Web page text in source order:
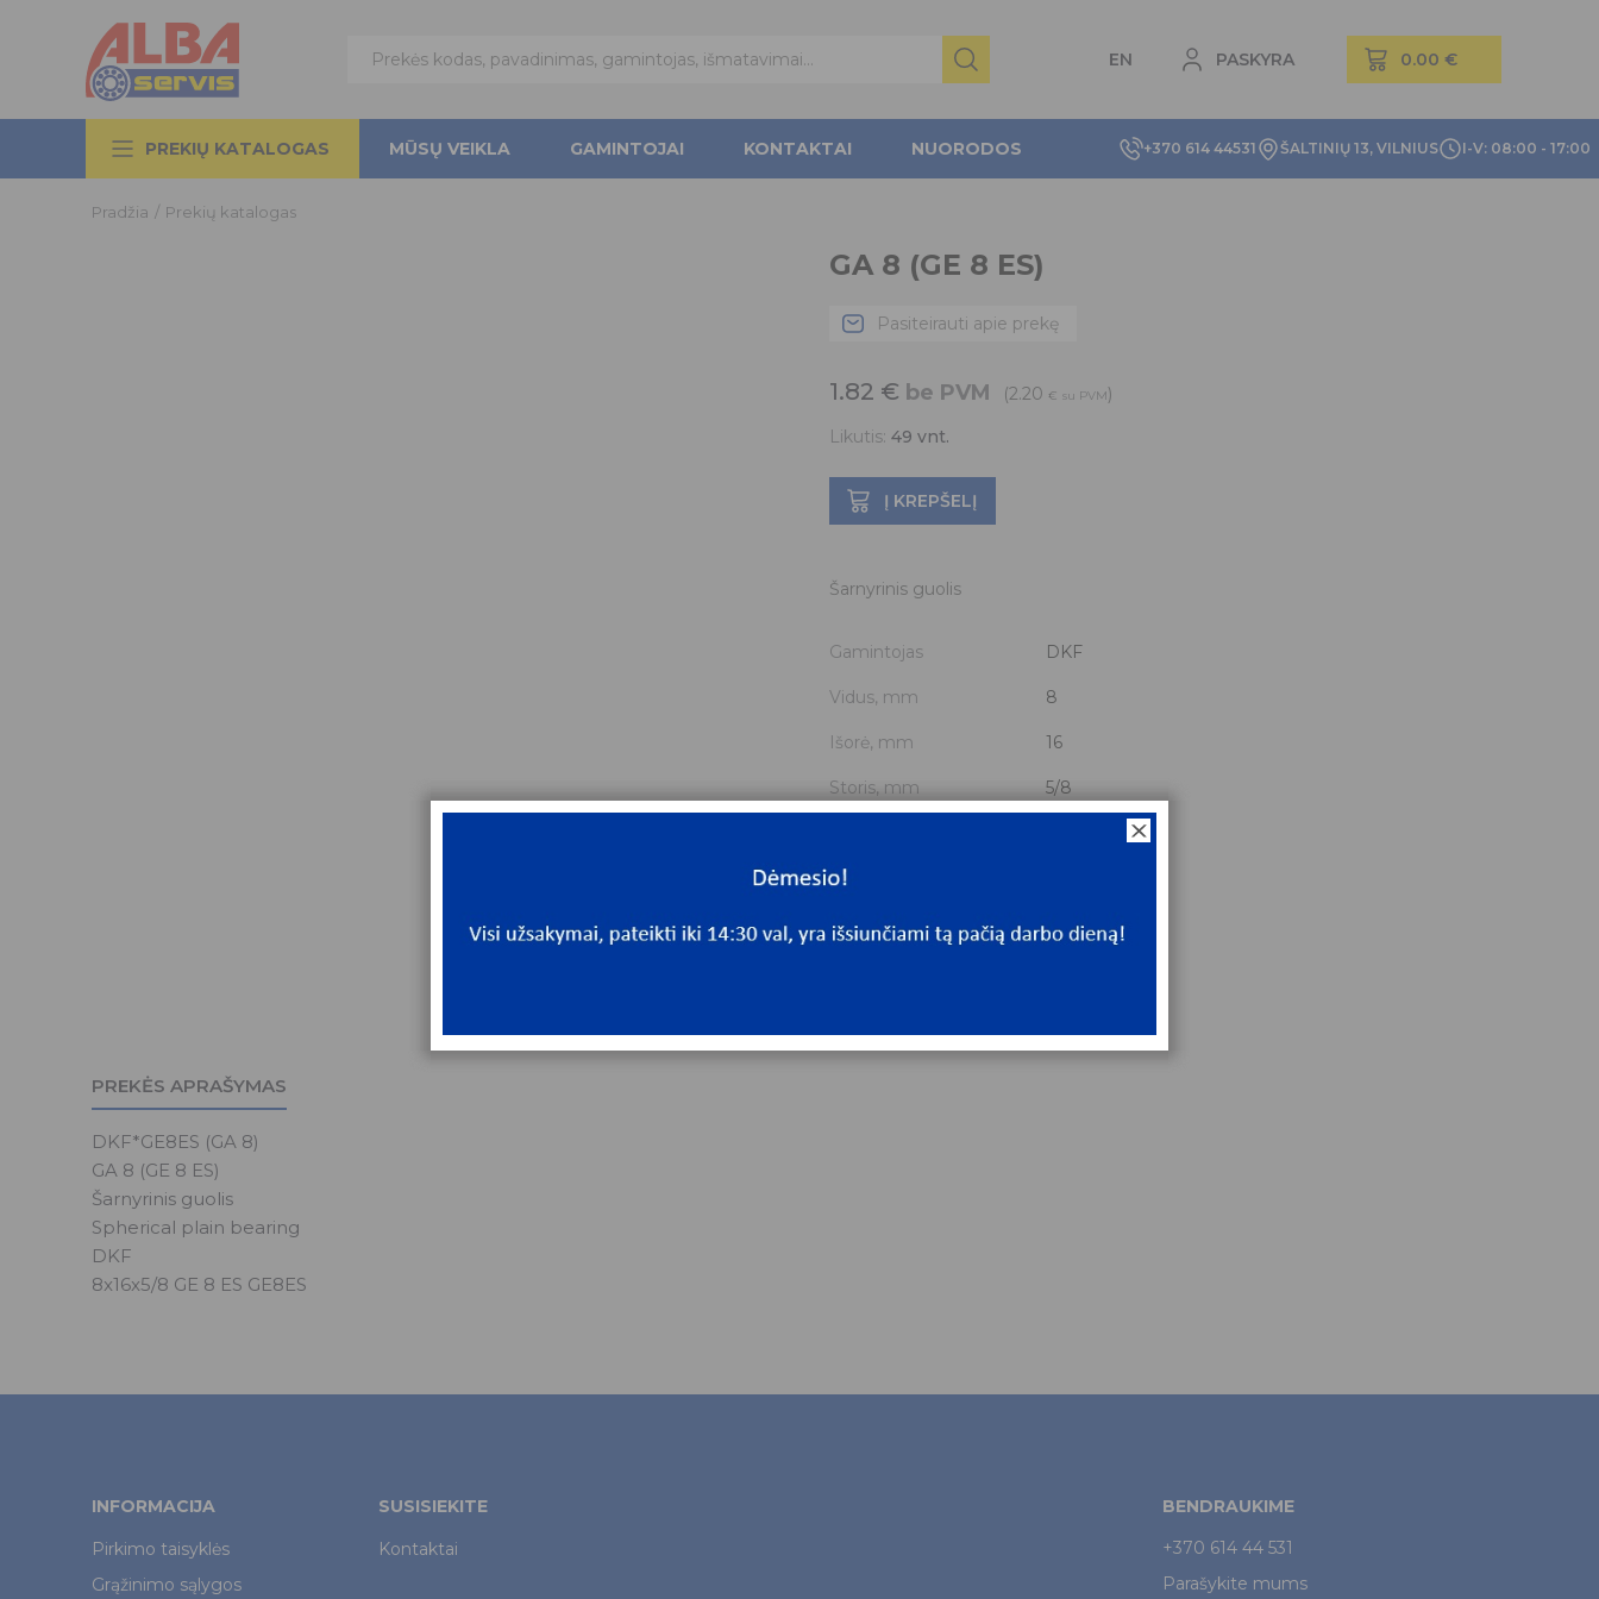
EN PASKYRA
+370 614 44531 ŠALTINIŲ 13, VILNIUS I-V: 08:00 - 17:00
PREKIŲ KATALOGAS MŪSŲ VEIKLA GAMINTOJAI KONTAKTAI NUORODOS
Pradžia / Prekių katalogas
GA 8 (GE 8 ES)
Pasiteirauti apie prekę
1.82 € be PVM (2.20 € su PVM)
Likutis: 49 vnt.
Į KREPŠELĮ
Šarnyrinis guolis
Gamintojas DKF
Vidus, mm 8
Išorė, mm 16
Storis, mm 5/8
Mato vnt.
Yra sandėlyje Taip
PREKĖS APRAŠYMAS
DKF*GE8ES (GA 8)
GA 8 (GE 8 ES)
Šarnyrinis guolis
Spherical plain bearing
DKF
8x16x5/8 GE 8 ES GE8ES
INFORMACIJA
Pirkimo taisyklės
Grąžinimo sąlygos
SUSISIEKITE
Kontaktai
BENDRAUKIME
+370 614 44 531
Parašykite mums